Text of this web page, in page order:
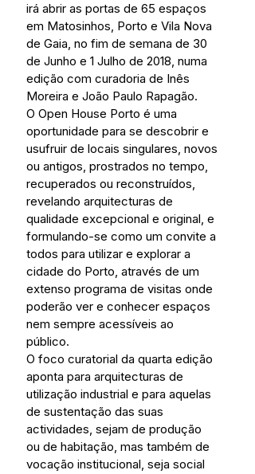
irá abrir as portas de 65 espaços
em Matosinhos, Porto e Vila Nova
de Gaia, no fim de semana de 30
de Junho e 1 Julho de 2018, numa
edição com curadoria de Inês
Moreira e João Paulo Rapagão.
O Open House Porto é uma
oportunidade para se descobrir e
usufruir de locais singulares, novos
ou antigos, prostrados no tempo,
recuperados ou reconstruídos,
revelando arquitecturas de
qualidade excepcional e original, e
formulando-se como um convite a
todos para utilizar e explorar a
cidade do Porto, através de um
extenso programa de visitas onde
poderão ver e conhecer espaços
nem sempre acessíveis ao
público.
O foco curatorial da quarta edição
aponta para arquitecturas de
utilização industrial e para aquelas
de sustentação das suas
actividades, sejam de produção
ou de habitação, mas também de
vocação institucional, seja social